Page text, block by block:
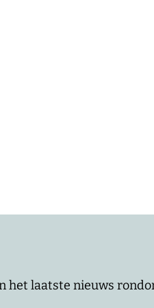
het laatste nieuws